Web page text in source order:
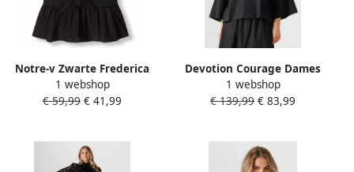
Notre-v Zwarte Frederica
Blouse Veelzijdige Stijl Black
Dames
1 webshop
€ 59,99 € 41,99
Devotion Courage Dames
Blouse Zwart Black Dames
1 webshop
€ 139,99 € 83,99